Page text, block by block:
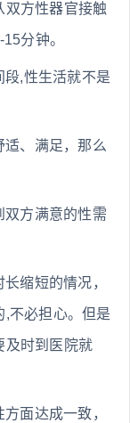
双方性器官接触
分钟。
,性生活就不是
适、满足，那么
双方满意的性需
缩短的情况，
,不必担心。但是
及时到医院就
面达成一致，